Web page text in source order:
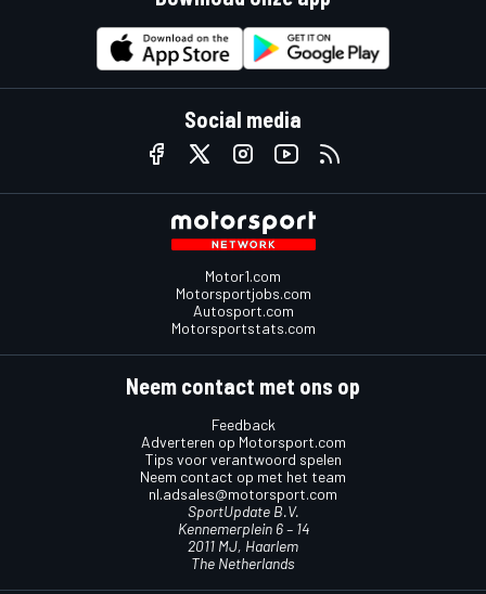
Social media
Motor1.com
Motorsportjobs.com
Autosport.com
Motorsportstats.com
Neem contact met ons op
Feedback
Adverteren op Motorsport.com
Tips voor verantwoord spelen
Neem contact op met het team
nl.adsales@motorsport.com
SportUpdate B.V.
Kennemerplein 6 – 14
2011 MJ, Haarlem
The Netherlands